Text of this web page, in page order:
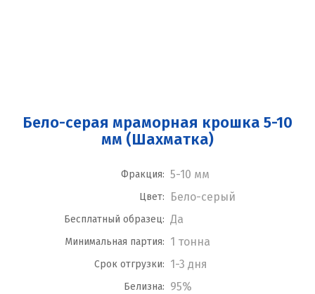
Бело-серая мраморная крошка 5-10
мм (Шахматка)
Фракция: 5-10 мм
Цвет: Бело-серый
Бесплатный образец: Да
Минимальная партия: 1 тонна
Срок отгрузки: 1-3 дня
Белизна: 95%